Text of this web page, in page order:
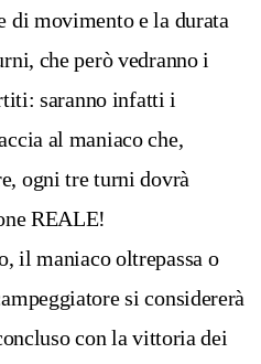
di movimento e la durata
che però vedranno i
saranno infatti i
al maniaco che,
ogni tre turni dovrà
REALE!
il maniaco oltrepassa o
si considererà
con la vittoria dei